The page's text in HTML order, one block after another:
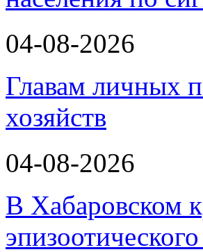
04-08-2026
Главам личных
хозяйств
04-08-2026
В Хабаровском